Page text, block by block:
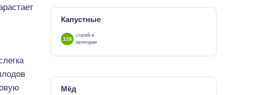
Капустные
128
статей в
категории
Мёд